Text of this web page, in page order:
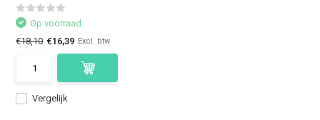
Vergelijk
Op voorraad
€18,10 €16,39 Excl. btw